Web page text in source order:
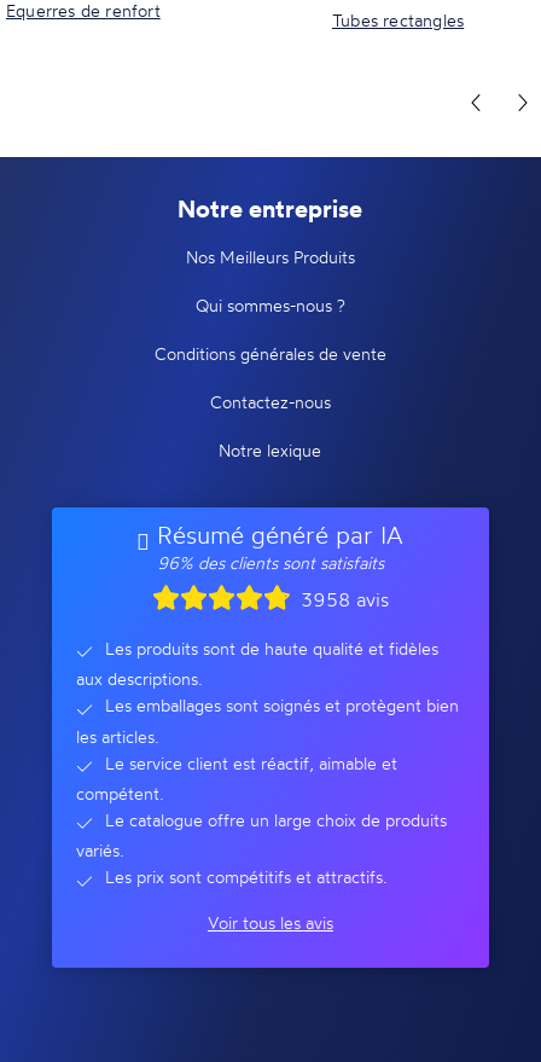
Equerres de renfort Tubes rectangles
Notre entreprise
Nos Meilleurs Produits
Qui sommes-nous ?
Conditions générales de vente
Contactez-nous
Notre lexique
Résumé généré par IA
96% des clients sont satisfaits
3958 avis
Les produits sont de haute qualité et fidèles
aux descriptions.
Les emballages sont soignés et protègent bien
les articles.
Le service client est réactif, aimable et
compétent.
Le catalogue offre un large choix de produits
variés.
Les prix sont compétitifs et attractifs.
Voir tous les avis